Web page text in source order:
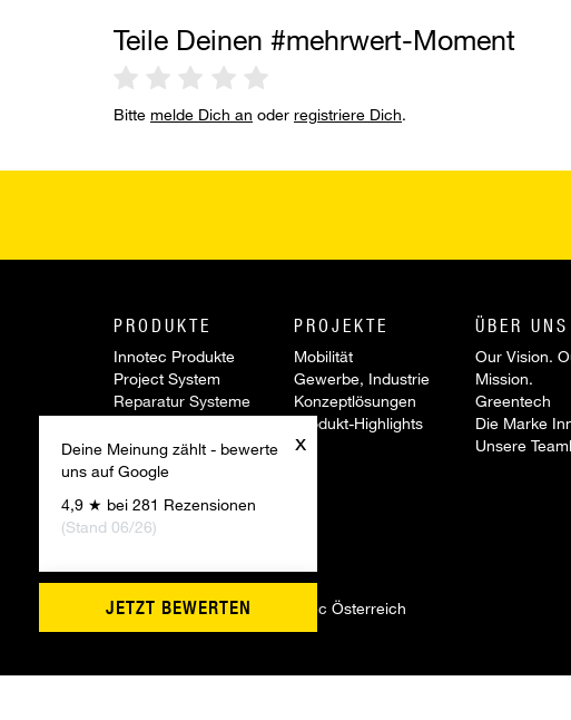
x
Deine Meinung zählt - bewerte
uns auf Google
4,9 ★ bei 281 Rezensionen
(Stand 06/26)
JETZT BEWERTEN
Teile Deinen #mehrwert-Moment
Bitte melde Dich an oder registriere Dich.
PRODUKTE
Innotec Produkte
Project System
Reparatur Systeme
Zubehör
Sonderartikel
Innovationen
PROJEKTE
Mobilität
Gewerbe, Industrie
Konzeptlösungen
Produkt-Highlights
ÜBER UNS
Our Vision.
Mission.
Greentech
Die Marke
Unsere
©2026 Firmengruppe Innotec Österreich